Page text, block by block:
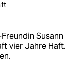
Susann
vier Jahre Haft.